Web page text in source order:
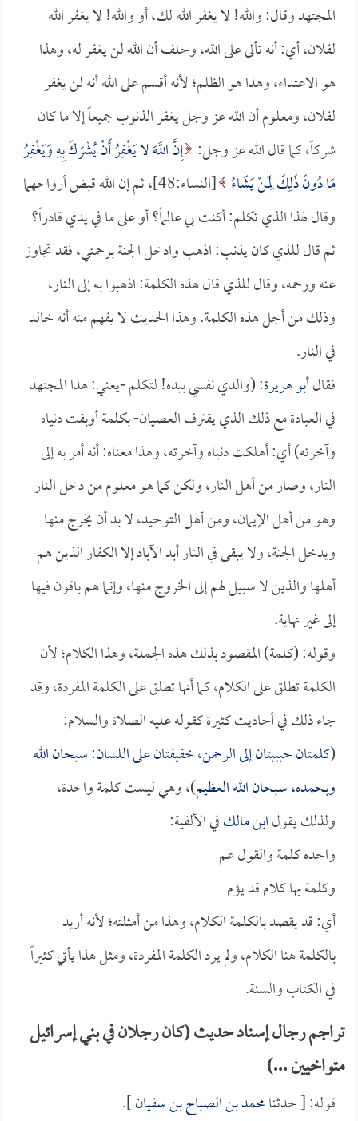
المجتهد وقال: والله! لا يغفر الله لك، أو والله! لا يغفر الله
لفلان، أي: أنه تألى على الله، وحلف أن الله لن يغفر له، وهذا
هو الاعتداء، وهذا هو الظلم؛ لأنه أقسم على الله أنه لن يغفر
لفلان، ومعلوم أن الله عز وجل يغفر الذنوب جميعاً إلا ما كان
شركاً، كما قال الله عز وجل: إِنَّ اللَّهَ لا يَغْفِرُ أَنْ يُشْرَكَ بِهِ وَيَغْفِرُ
مَا دُونَ ذَلِكَ لِمَنْ يَشَاءُ
[النساء:48]، ثم إن الله قبض أرواحهما
وقال لهذا الذي تكلم: أكنت بي عالماً؟ أو على ما في يدي قادراً؟
ثم قال للذي كان يذنب: اذهب وادخل الجنة برحمتي، فقد تجاوز
عنه ورحمه، وقال للذي قال هذه الكلمة: اذهبوا به إلى النار،
وذلك من أجل هذه الكلمة. وهذا الحديث لا يفهم منه أنه خالد
في النار.
فقالأبو هريرة: (والذي نفسي بيده! لتكلم -يعني: هذا المجتهد
في العبادة مع ذلك الذي يقترف العصيان- بكلمة أوبقت دنياه
وآخرته) أي: أهلكت دنياه وآخرته، وهذا معناه: أنه أمر به إلى
النار، وصار من أهل النار، ولكن كما هو معلوم من دخل النار
وهو من أهل الإيمان، ومن أهل التوحيد، لا بد أن يخرج منها
ويدخل الجنة، ولا يبقى في النار أبد الآباد إلا الكفار الذين هم
أهلها والذين لا سبيل لهم إلى الخروج منها، وإنما هم باقون فيها
إلى غير نهاية.
وقوله: (كلمة) المقصود بذلك هذه الجملة، وهذا الكلام؛ لأن
الكلمة تطلق على الكلام، كما أنها تطلق على الكلمة المفردة، وقد
جاء ذلك في أحاديث كثيرة كقوله عليه الصلاة والسلام:
(كلمتان حبيبتان إلى الرحمن، خفيفتان على اللسان: سبحان الله
وبحمده، سبحان الله العظيم)، وهي ليست كلمة واحدة،
ولذلك يقولابن مالكفي الألفية:
واحده كلمة والقول عم
وكلمة بها كلام قد يؤم
أي: قد يقصد بالكلمة الكلام، وهذا من أمثلته؛ لأنه أريد
بالكلمة هنا الكلام، ولم يرد الكلمة المفردة، ومثل هذا يأتي كثيراً
في الكتاب والسنة.
تراجم رجال إسناد حديث (كان رجلان في بني إسرائيل
متواخيين ...)
قوله: [ حدثنامحمد بن الصباح بن سفيان].